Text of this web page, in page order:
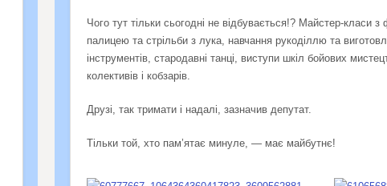
Чого тут тільки сьогодні не відбувається!? Майстер-класи
палицею та стрільби з лука, навчання рукоділлю та
інструментів, стародавні танці, виступи шкіл бойових
колективів і кобзарів.
Друзі, так тримати і надалі, зазначив депутат.
Тільки той, хто пам’ятає минуле, — має майбутнє!